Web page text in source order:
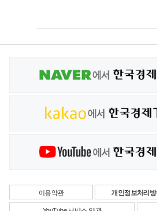
이용약관 개인정보처리방